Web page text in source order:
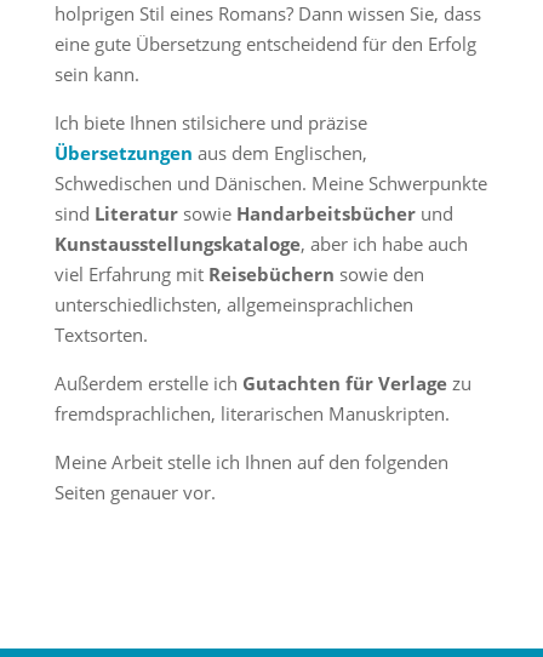
holprigen Stil eines Romans? Dann wissen Sie, dass
eine gute Übersetzung entscheidend für den Erfolg
sein kann.
Ich biete Ihnen stilsichere und präzise
Übersetzungen aus dem Englischen,
Schwedischen und Dänischen. Meine Schwerpunkte
sind Literatursowie Handarbeitsbücherund
Kunstausstellungskataloge, aber ich habe auch
viel Erfahrung mit Reisebüchern sowie den
unterschiedlichsten, allgemeinsprachlichen
Textsorten.
Außerdem erstelle ich Gutachten für Verlagezu
fremdsprachlichen, literarischen Manuskripten.
Meine Arbeit stelle ich Ihnen auf den folgenden
Seiten genauer vor.